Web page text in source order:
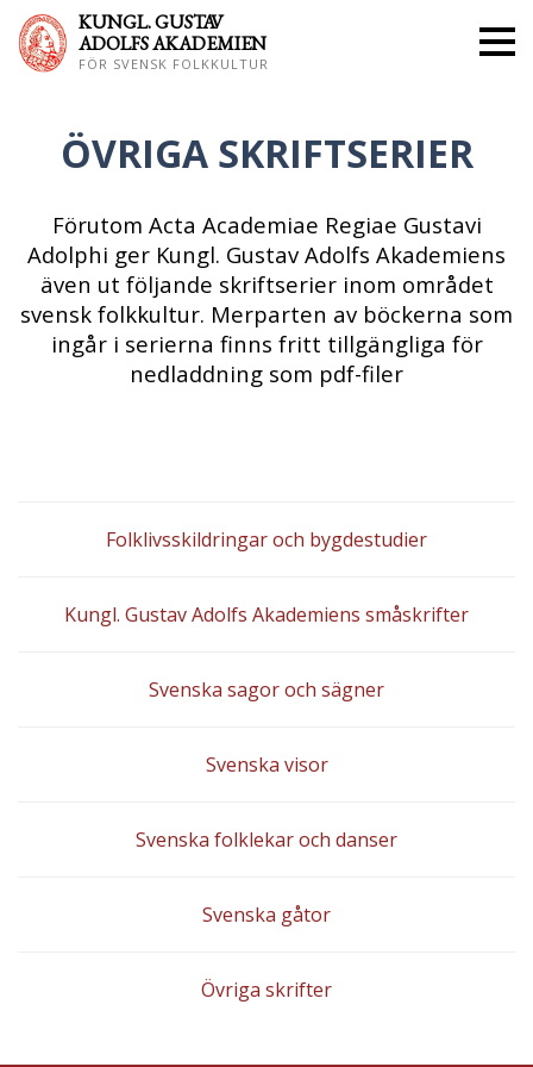
KUNGL. GUSTAV
ADOLFS AKADEMIEN
FÖR SVENSK FOLKKULTUR
ÖVRIGA SKRIFTSERIER
Förutom Acta Academiae Regiae Gustavi
Adolphi ger Kungl. Gustav Adolfs Akademiens
även ut följande skriftserier inom området
svensk folkkultur. Merparten av böckerna som
ingår i serierna finns fritt tillgängliga för
nedladdning som pdf-filer
Folklivsskildringar och bygdestudier
Kungl. Gustav Adolfs Akademiens småskrifter
Svenska sagor och sägner
Svenska visor
Svenska folklekar och danser
Svenska gåtor
Övriga skrifter